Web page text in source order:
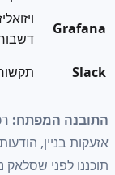
ויזואליזציית
דשבורד
תקשורת צוות